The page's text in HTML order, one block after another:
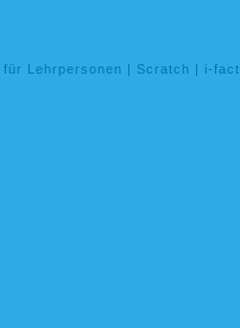
für Lehrpersonen | Scratch | i-